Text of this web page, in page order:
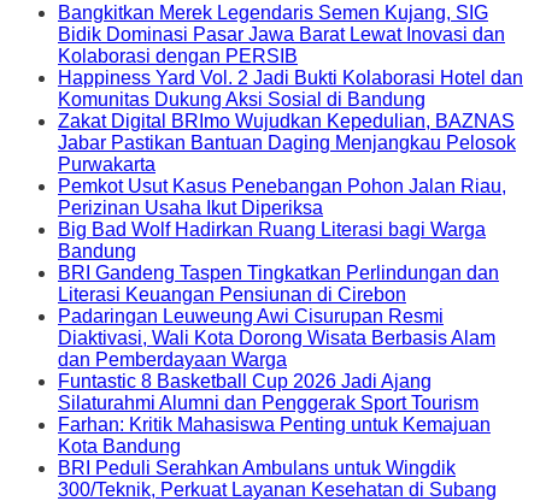
Bangkitkan Merek Legendaris Semen Kujang, SIG
Bidik Dominasi Pasar Jawa Barat Lewat Inovasi dan
Kolaborasi dengan PERSIB
Happiness Yard Vol. 2 Jadi Bukti Kolaborasi Hotel dan
Komunitas Dukung Aksi Sosial di Bandung
Zakat Digital BRImo Wujudkan Kepedulian, BAZNAS
Jabar Pastikan Bantuan Daging Menjangkau Pelosok
Purwakarta
Pemkot Usut Kasus Penebangan Pohon Jalan Riau,
Perizinan Usaha Ikut Diperiksa
Big Bad Wolf Hadirkan Ruang Literasi bagi Warga
Bandung
BRI Gandeng Taspen Tingkatkan Perlindungan dan
Literasi Keuangan Pensiunan di Cirebon
Padaringan Leuweung Awi Cisurupan Resmi
Diaktivasi, Wali Kota Dorong Wisata Berbasis Alam
dan Pemberdayaan Warga
Funtastic 8 Basketball Cup 2026 Jadi Ajang
Silaturahmi Alumni dan Penggerak Sport Tourism
Farhan: Kritik Mahasiswa Penting untuk Kemajuan
Kota Bandung
BRI Peduli Serahkan Ambulans untuk Wingdik
300/Teknik, Perkuat Layanan Kesehatan di Subang